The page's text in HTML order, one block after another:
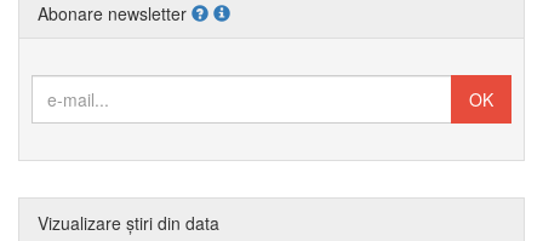
Abonare newsletter
Vizualizare știri din data